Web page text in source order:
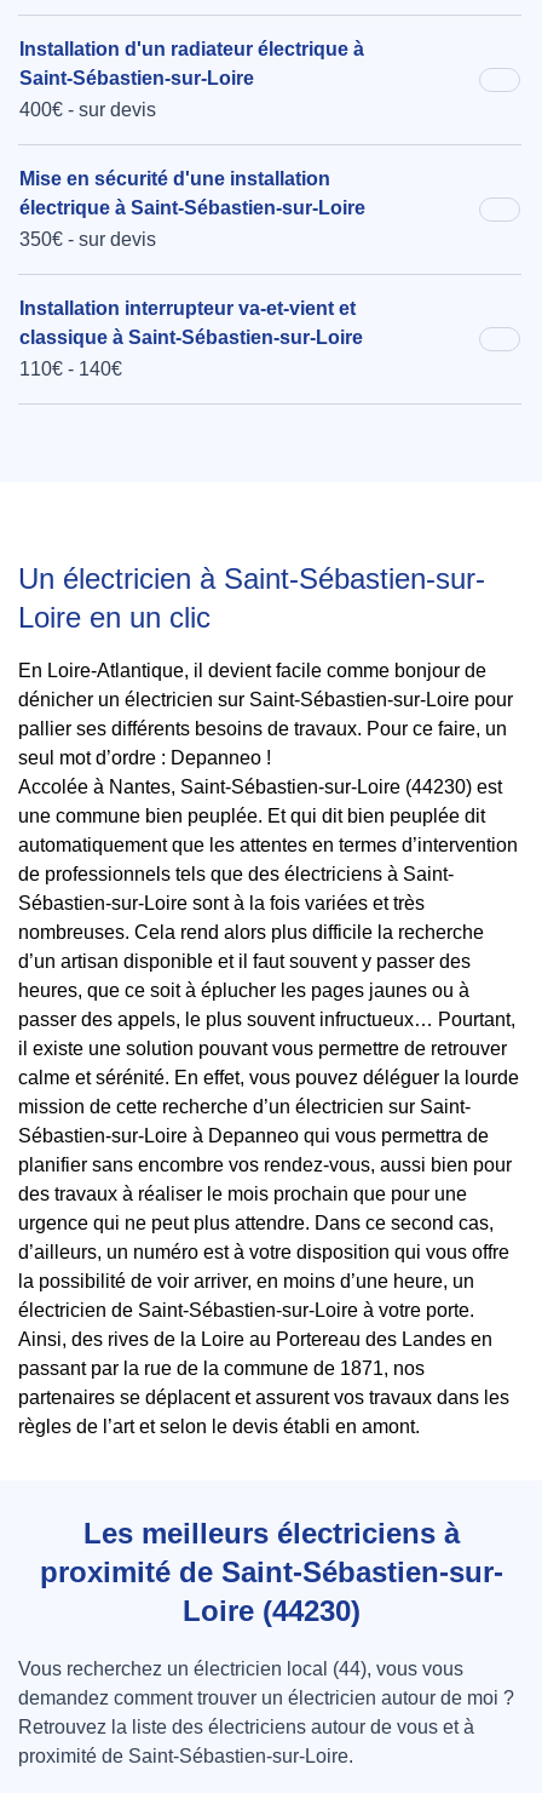
Installation d'un radiateur électrique à
Saint-Sébastien-sur-Loire
400€ - sur devis
Mise en sécurité d'une installation
électrique à Saint-Sébastien-sur-Loire
350€ - sur devis
Installation interrupteur va-et-vient et
classique à Saint-Sébastien-sur-Loire
110€ - 140€
Un électricien à Saint-Sébastien-sur-
Loire en un clic
En Loire-Atlantique, il devient facile comme bonjour de
dénicher un électricien sur Saint-Sébastien-sur-Loire pour
pallier ses différents besoins de travaux. Pour ce faire, un
seul mot d’ordre : Depanneo !
Accolée à Nantes, Saint-Sébastien-sur-Loire (44230) est
une commune bien peuplée. Et qui dit bien peuplée dit
automatiquement que les attentes en termes d’intervention
de professionnels tels que des électriciens à Saint-
Sébastien-sur-Loire sont à la fois variées et très
nombreuses. Cela rend alors plus difficile la recherche
d’un artisan disponible et il faut souvent y passer des
heures, que ce soit à éplucher les pages jaunes ou à
passer des appels, le plus souvent infructueux… Pourtant,
il existe une solution pouvant vous permettre de retrouver
calme et sérénité. En effet, vous pouvez déléguer la lourde
mission de cette recherche d’un électricien sur Saint-
Sébastien-sur-Loire à Depanneo qui vous permettra de
planifier sans encombre vos rendez-vous, aussi bien pour
des travaux à réaliser le mois prochain que pour une
urgence qui ne peut plus attendre. Dans ce second cas,
d’ailleurs, un numéro est à votre disposition qui vous offre
la possibilité de voir arriver, en moins d’une heure, un
électricien de Saint-Sébastien-sur-Loire à votre porte.
Ainsi, des rives de la Loire au Portereau des Landes en
passant par la rue de la commune de 1871, nos
partenaires se déplacent et assurent vos travaux dans les
règles de l’art et selon le devis établi en amont.
Les meilleurs électriciens à
proximité de Saint-Sébastien-sur-
Loire (44230)
Vous recherchez un électricien local (44), vous vous
demandez comment trouver un électricien autour de moi ?
Retrouvez la liste des électriciens autour de vous et à
proximité de Saint-Sébastien-sur-Loire.